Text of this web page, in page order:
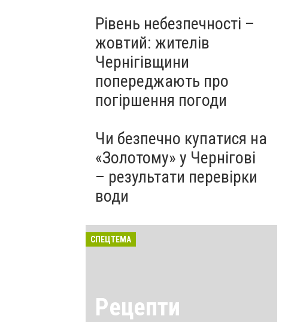
Рівень небезпечності –
жовтий: жителів
Чернігівщини
попереджають про
погіршення погоди
Чи безпечно купатися на
«Золотому» у Чернігові
– результати перевірки
води
СПЕЦТЕМА
Рецепти